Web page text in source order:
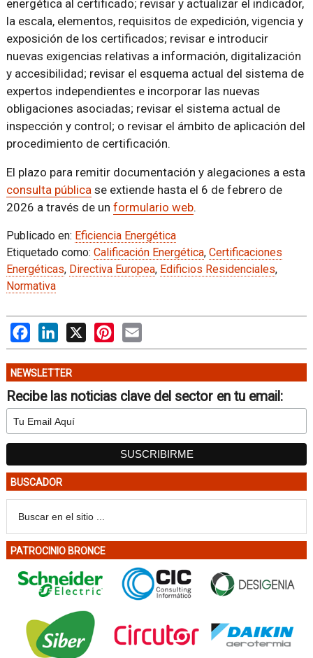
energética al certificado; revisar y actualizar el indicador,
la escala, elementos, requisitos de expedición, vigencia y
exposición de los certificados; revisar e introducir
nuevas exigencias relativas a información, digitalización
y accesibilidad; revisar el esquema actual del sistema de
expertos independientes e incorporar las nuevas
obligaciones asociadas; revisar el sistema actual de
inspección y control; o revisar el ámbito de aplicación del
procedimiento de certificación.
El plazo para remitir documentación y alegaciones a esta
consulta públicase extiende hasta el 6 de febrero de
2026 a través de un formulario web.
Publicado en: Eficiencia Energética
Etiquetado como: Calificación Energética, Certificaciones
Energéticas, Directiva Europea, Edificios Residenciales,
Normativa
FacebookLinkedIn
X PinterestEmail
NEWSLETTER
Recibe las noticias clave del sector en tu email:
BUSCADOR
PATROCINIO BRONCE